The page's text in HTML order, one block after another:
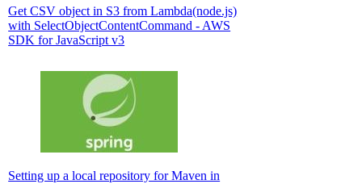
Get CSV object in S3 from Lambda(node.js)
with SelectObjectContentCommand - AWS
SDK for JavaScript v3
Setting up a local repository for Maven in